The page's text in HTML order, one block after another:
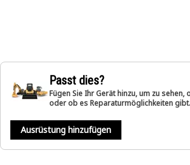
Passt dies?
Fügen Sie Ihr Gerät hinzu, um zu
oder ob es Reparaturmöglichkeiten gibt.
Ausrüstung hinzufügen